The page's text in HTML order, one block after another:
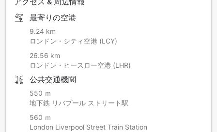
最寄りの空港
9.24 km
ロンドン・シティ空港 (LCY)
26.56 km
ロンドン・ヒースロー空港 (LHR)
公共交通機関
550 ｍ
地下鉄 リバプール ストリート駅
560 ｍ
London Liverpool Street Train Station